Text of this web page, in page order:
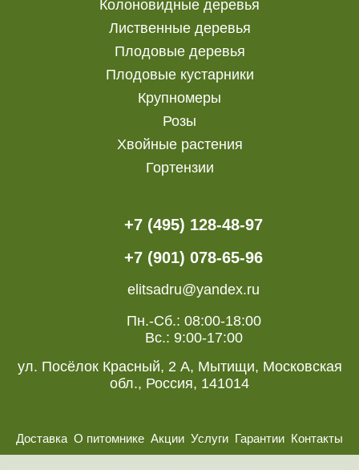
Колоновидные деревья
Лиственные деревья
Плодовые деревья
Плодовые кустарники
Крупномеры
Розы
Хвойные растения
Гортензии
+7 (495) 128-48-97
+7 (901) 078-65-96
elitsadru@yandex.ru
Пн.-Сб.: 08:00-18:00
Вс.: 9:00-17:00
ул. Посёлок Красный, 2 А, Мытищи, Московская
обл., Россия, 141014
Доставка О питомнике Акции Услуги Гарантии Контакты